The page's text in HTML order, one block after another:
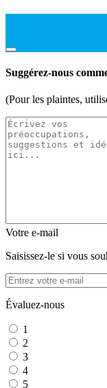
Suggérez-nous
(Pour les plaintes,
Votre e-mail
Saisissez-le si vous
Évaluez-nous
1
2
3
4
5